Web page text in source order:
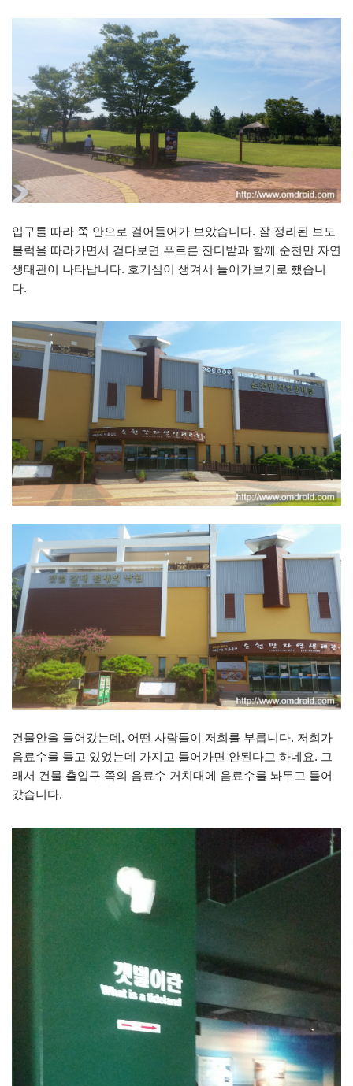
입구를 따라 쭉 안으로 걸어들어가 보았습니다. 잘 정리된 보도
블럭을 따라가면서 걷다보면 푸르른 잔디밭과 함께 순천만 자연
생태관이 나타납니다. 호기심이 생겨서 들어가보기로 했습니
다.
건물안을 들어갔는데, 어떤 사람들이 저희를 부릅니다. 저희가
음료수를 들고 있었는데 가지고 들어가면 안된다고 하네요. 그
래서 건물 출입구 쪽의 음료수 거치대에 음료수를 놔두고 들어
갔습니다.